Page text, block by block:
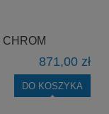
871,00 zł
DO KOSZYKA